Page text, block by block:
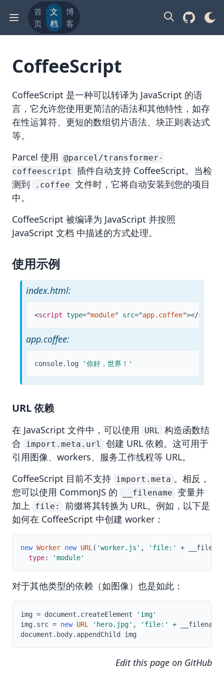
首
页
文
档
博
客
CoffeeScript
CoffeeScript 是一种可以转译为 JavaScript 的语
言，它允许您使用更简洁的语法和其他特性，如存
在性运算符、 更短的数组切片语法、 块正则表达式
等。
Parcel 使用
@parcel/transformer-
coffeescript
插件自动支持 CoffeeScript。当检
测到
.coffee 文件时，它将自动安装到您的项目
中。
CoffeeScript 被编译为 JavaScript 并按照
JavaScript 文档 中描述的方式处理。
使用示例
index.html:
<script type="module" src="app.coffee"></script
app.coffee:
console. log '你好，世界！'
URL 依赖
在 JavaScript 文件中，可以使用 URL 构造函数结
合
import.meta.url 创建 URL 依赖。这可用于
引用图像、 workers、 服务工作线程等 URL。
CoffeeScript 目前不支持 import.meta 。相反，
您可以使用 CommonJS 的
__filename 变量并
加上
file:
前缀将其转换为 URL。例如，以下是
如何在 CoffeeScript 中创建 worker：
new Worker new URL ( 'worker.js' , 'file:' +
type: 'module'
对于其他类型的依赖（如图像）也是如此：
img = document . createElement
'img'
img. src = new URL 'hero.jpg' , 'file:' + __filename
document . body. appendChild img
Edit this page on GitHub